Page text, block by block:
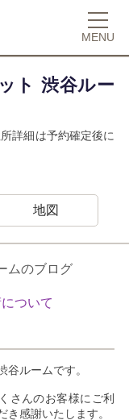
MENU
ト 渋谷ルー
詳細は予約確定後に
地図
ムのブログ
ついて
ルームです。
さんのお客様にご利
感謝いたします。